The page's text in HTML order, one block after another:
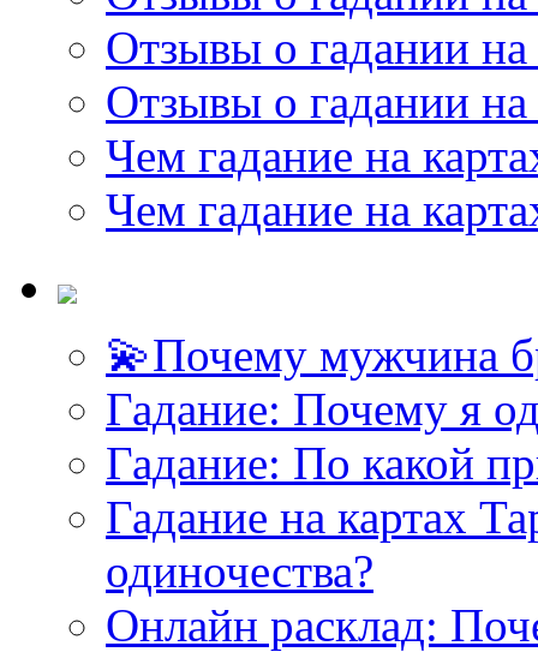
Отзывы о гадании на
Отзывы о гадании на
Чем гадание на
Чем гадание на
💫Почему мужчина
Гадание: Почему я
Гадание: По какой
Гадание на картах
одиночества?
Онлайн расклад: